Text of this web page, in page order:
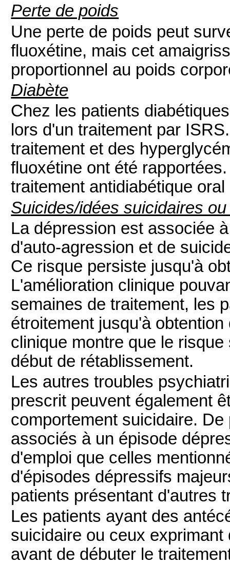
Perte de poids
Une perte de poids peut
fluoxétine, mais cet
proportionnel au poids
Diabète
Chez les patients
lors d'un traitement par
traitement et des
fluoxétine ont été
traitement antidiabétique
Suicides/idées suicidaires
La dépression est associée
d'auto-agression et de
Ce risque persiste jusqu'à
L'amélioration clinique
semaines de traitement, les
étroitement jusqu'à
clinique montre que le
début de rétablissement.
Les autres troubles
prescrit peuvent également
comportement suicidaire.
associés à un épisode
d'emploi que celles
d'épisodes dépressifs
patients présentant d'autres
Les patients ayant des
suicidaire ou ceux
avant de débuter le